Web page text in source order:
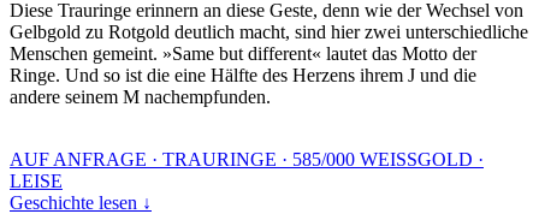
Diese Trauringe erinnern an diese Geste, denn wie der Wechsel von
Gelbgold zu Rotgold deutlich macht, sind hier zwei unterschiedliche
Menschen gemeint. »Same but different« lautet das Motto der
Ringe. Und so ist die eine Hälfte des Herzens ihrem J und die
andere seinem M nachempfunden.
AUF ANFRAGE · TRAURINGE · 585/000 WEISSGOLD ·
LEISE
Geschichte lesen ↓